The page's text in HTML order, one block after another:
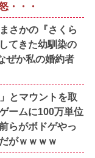
・・・
さかの『さくら
てきた幼馴染の
ぜか私の婚約者
とマウントを取
ームに100万単位
らがボドゲやっ
がｗｗｗｗ